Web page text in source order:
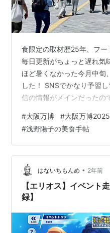
食限定の取材歴25年、フー
毎日更新がちょっと遅れ気
ほど暑くなかった今月中旬
した！ SNSでかなり予習
信の情報がメインだったの
ク」をまとめますが取り急
紹介します。 6月の平日で
ちゃ暑い！ わたしが万博
と水曜の2日間。 1日めは
時過ぎに予約しておいた弁
に荷物を預けて（万博会
#大阪万博 #大阪万博2025
#浅野陽子の美食手帖
はないちもんめ • 2年前
【エリオス】イベント
録】